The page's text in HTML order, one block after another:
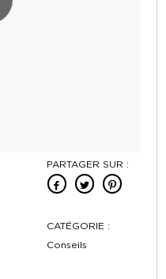
PARTAGER SUR :
CATÉGORIE :
Conseils